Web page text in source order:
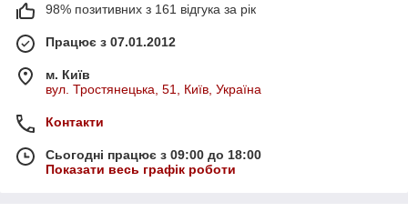
98% позитивних з 161 відгука за рік
Працює з 07.01.2012
м. Київ
вул. Тростянецька, 51, Київ, Україна
Контакти
Сьогодні працює з 09:00 до 18:00
Показати весь графік роботи